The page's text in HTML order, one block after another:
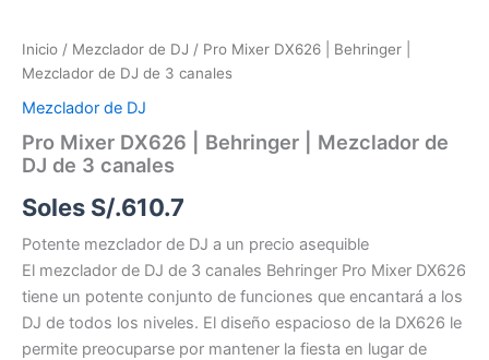
Inicio / Mezclador de DJ / Pro Mixer DX626 | Behringer |
Mezclador de DJ de 3 canales
Mezclador de DJ
Pro Mixer DX626 | Behringer | Mezclador de
DJ de 3 canales
Soles S/.610.7
Potente mezclador de DJ a un precio asequible
El mezclador de DJ de 3 canales Behringer Pro Mixer DX626
tiene un potente conjunto de funciones que encantará a los
DJ de todos los niveles. El diseño espacioso de la DX626 le
permite preocuparse por mantener la fiesta en lugar de